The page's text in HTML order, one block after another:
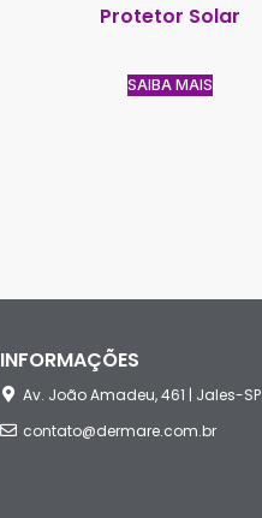
Protetor Solar
SAIBA MAIS
INFORMAÇÕES
Av. João Amadeu, 461 | Jales-SP
contato@dermare.com.br